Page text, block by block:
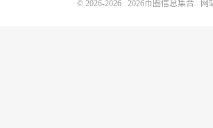
© 2026-2026 2026币圈信息集合 网